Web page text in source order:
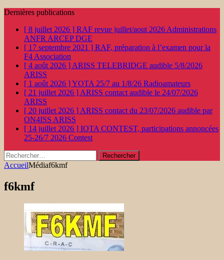
Dernières publications
[ 8 juillet 2026 ] RAF revue juillet/aout 2026 Administrations
ANFR ARCEP DGE
[ 17 septembre 2021 ] RAF, préparation à l’examen pour la
F4 Association
[ 4 août 2026 ] ARISS TELEBRIDGE audible 5/8/2026
ARISS
[ 1 août 2026 ]YOTA 25/7 au 1/8/26 Radioamateurs
[ 21 juillet 2026 ] ARISS contact audible le 24/07/2026
ARISS
[ 20 juillet 2026 ] ARISS contact du 23/07/2026 audible par
ON4ISS ARISS
[ 14 juillet 2026 ] IOTA CONTEST, participations annoncées
25-26/7 2026 Contest
Rechercher :
AccueilMédiaf6kmf
f6kmf